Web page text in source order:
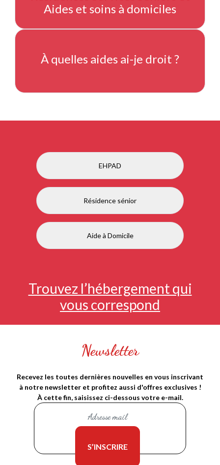
Aides et soins à domiciles
À quelles aides ai-je droit ?
EHPAD
Résidence sénior
Aide à Domicile
Trouvez l’hébergement qui
vous correspond
Newsletter
Recevez les toutes dernières nouvelles en vous inscrivant
à notre newsletter et profitez aussi d'offres exclusives !
À cette fin, saisissez ci-dessous votre e-mail.